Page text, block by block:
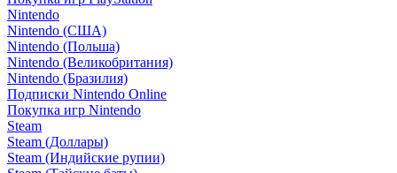
Nintendo
Nintendo (США)
Nintendo (Польша)
Nintendo (Великобритания)
Nintendo (Бразилия)
Подписки Nintendo Online
Покупка игр Nintendo
Steam
Steam (Доллары)
Steam (Индийские рупии)